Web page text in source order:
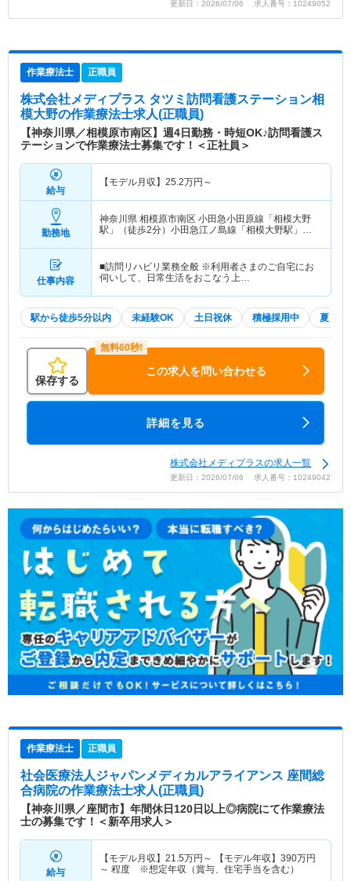
更新日：2026/07/06 求人番号：10249052
作業療法士 正職員
株式会社メディプラス タツミ訪問看護ステーション相
模大野の作業療法士求人(正職員)
【神奈川県／相模原市南区】週4日勤務・時短OK♪訪問看護ス
テーションで作業療法士募集です！＜正社員＞
給与
【モデル月収】 25.2万円～
勤務地
神奈川県 相模原市南区 小田急小田原線「相模大野
駅」（徒歩2分）小田急江ノ島線「相模大野駅」
仕事内容
■訪問リハビリ業務全般 ※利用者さまのご自宅にお
伺いして、日常生活をおこなう上…
駅から徒歩5分以内 未経験OK 土日祝休 積極採用中 夏～秋
保存する
この求人を問い合わせる
詳細を見る
株式会社メディプラスの求人一覧
更新日：2026/07/06 求人番号：10249042
作業療法士 正職員
社会医療法人ジャパンメディカルアライアンス 座間総
合病院の作業療法士求人(正職員)
【神奈川県／座間市】年間休日120日以上◎病院にて作業療法
士の募集です！＜新卒用求人＞
給与
【モデル月収】 21.5万円～ 【モデル年収】 390万円
～ 程度 ※想定年収（賞与、住宅手当を含む）